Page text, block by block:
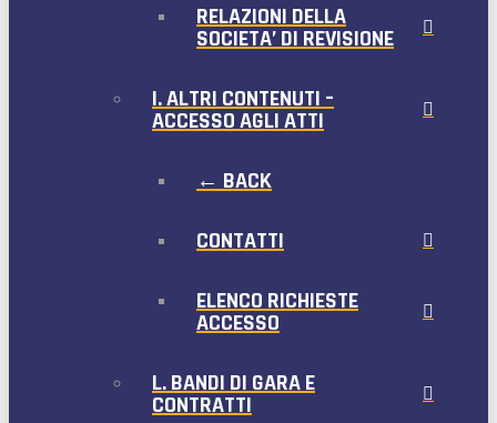
RELAZIONI DELLA
SOCIETA’ DI REVISIONE
I. ALTRI CONTENUTI –
ACCESSO AGLI ATTI
← BACK
CONTATTI
ELENCO RICHIESTE
ACCESSO
L. BANDI DI GARA E
CONTRATTI